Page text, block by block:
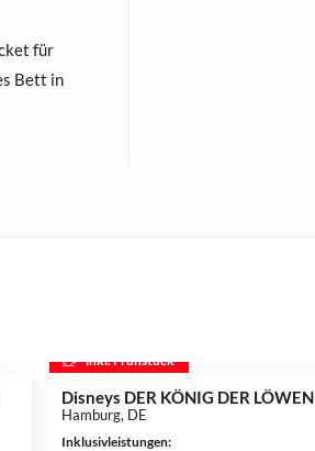
für
Bett in
inkl. Frühstück
Disneys DER KÖNIG DER LÖWEN
Hamburg, DE
Inklusivleistungen: